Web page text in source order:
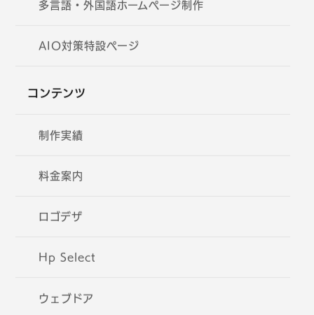
多言語・外国語ホームページ制作
AIO対策特設ページ
コンテンツ
制作実績
料金案内
ロゴデザ
Hp Select
ウェブドア